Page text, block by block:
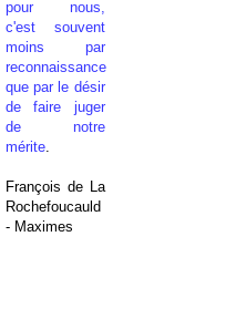
pour nous,
c'est souvent
moins par
reconnaissance
que par le désir
de faire juger
de notre
mérite.
François de La
Rochefoucauld
- Maximes